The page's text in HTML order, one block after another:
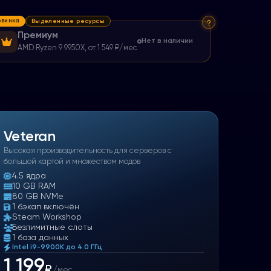
Премиум
AMD Ryzen 9 9950X, от 1 549 ₽/мес
Выделенные ресурсы
Нет в наличии
Veteran
Высокая производительность для серверов с
большой картой и множеством модов
4.5 ядра
10 GB RAM
80 GB NVMe
1 бэкап включён
Steam Workshop
Безлимитные слоты
1 база данных
Intel i9-9900K до 4.0 ГГц
1 199